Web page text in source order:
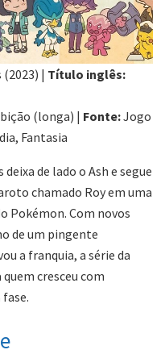
| Título inglês:
(longa) | Fonte:Jogo
Fantasia
de lado o Ash e segue
chamado Roy em uma
Pokémon. Com novos
de um pingente
a franquia, a série da
cresceu com